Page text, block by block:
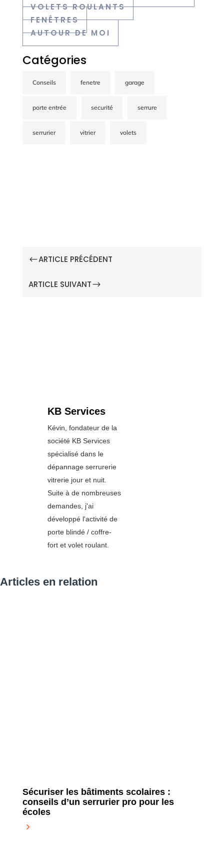
VOLETS ROULANTS
FENÊTRES
AUTOUR DE MOI
Catégories
Conseils fenetre garage
porte entrée securité serrure
serrurier vitrier volets
#ARTICLE PRÉCÉDENT
ARTICLE SUIVANT$
KB Services
Kévin, fondateur de la
société KB Services
spécialisé dans le
dépannage serrurerie
vitrerie jour et nuit.
Suite à de nombreuses
demandes, j'ai
développé l'activité de
porte blindé / coffre-
fort et volet roulant.
Articles en relation
Sécuriser les bâtiments scolaires :
conseils d’un serrurier pro pour les
écoles